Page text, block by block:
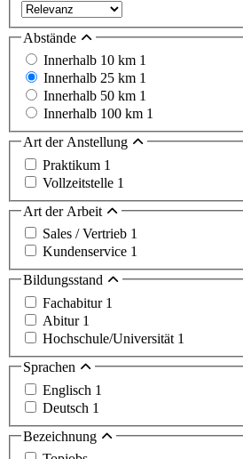
Abstände
Innerhalb 10 km 1
Innerhalb 25 km 1
Innerhalb 50 km 1
Innerhalb 100 km 1
Art der Anstellung
Praktikum 1
Vollzeitstelle 1
Art der Arbeit
Sales / Vertrieb 1
Kundenservice 1
Bildungsstand
Fachabitur 1
Abitur 1
Hochschule/Universität 1
Sprachen
Englisch 1
Deutsch 1
Bezeichnung